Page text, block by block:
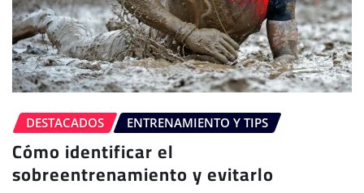
DESTACADOS ENTRENAMIENTO Y TIPS
Cómo identificar el
sobreentrenamiento y evitarlo